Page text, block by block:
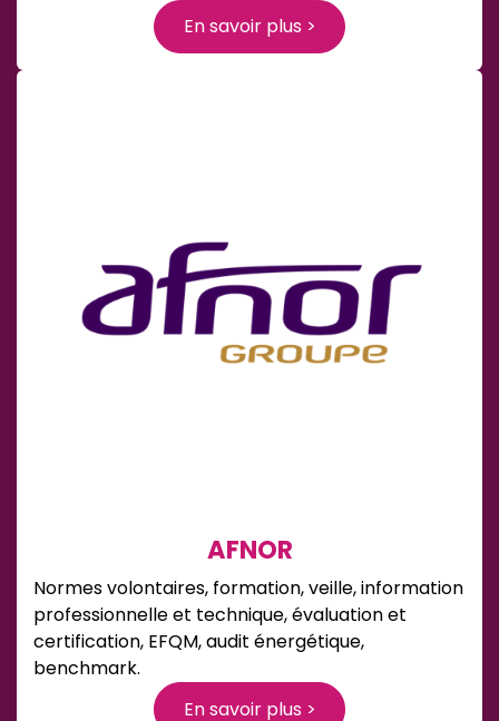
En savoir plus >
AFNOR
Normes volontaires, formation, veille, information
professionnelle et technique, évaluation et
certification, EFQM, audit énergétique,
benchmark.
En savoir plus >